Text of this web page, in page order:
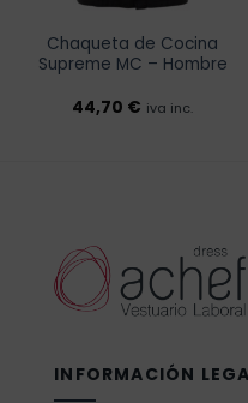
Chaqueta de Cocina
Supreme MC – Hombre
44,70 € iva inc.
INFORMACIÓN